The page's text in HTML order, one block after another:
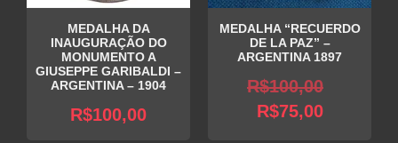
MEDALHA DA
INAUGURAÇÃO DO
MONUMENTO A
GIUSEPPE GARIBALDI –
ARGENTINA – 1904
R$100,00
MEDALHA “RECUERDO
DE LA PAZ” –
ARGENTINA 1897
R$100,00
R$75,00O